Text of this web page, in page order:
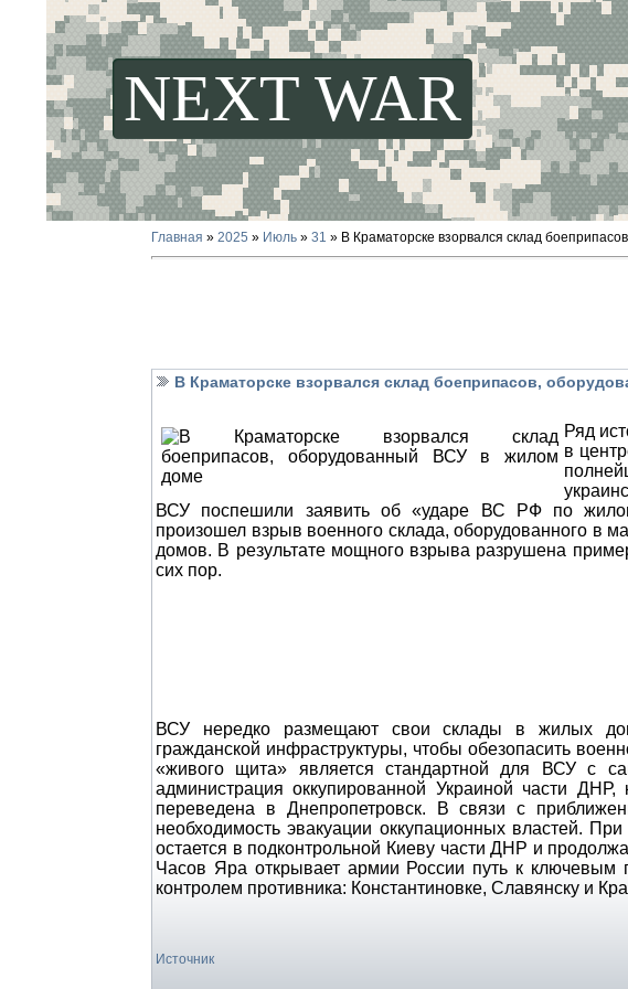
NEXT WAR
Главная » 2025 » Июль » 31 » В Краматорске взорвался склад
В Краматорске взорвался склад боеприпасов,
Ряд
в
ВСУ поспешили заявить об «ударе ВС РФ по
произошел взрыв военного склада, оборудованного в
домов. В результате мощного взрыва разрушена
сих пор.
ВСУ нередко размещают свои склады в жилых
гражданской инфраструктуры, чтобы обезопасить
«живого щита» является стандартной для ВСУ с
администрация оккупированной Украиной части
переведена в Днепропетровск. В связи с
необходимость эвакуации оккупационных властей.
остается в подконтрольной Киеву части ДНР и
Часов Яра открывает армии России путь к
контролем противника: Константиновке, Славянску и
Источник